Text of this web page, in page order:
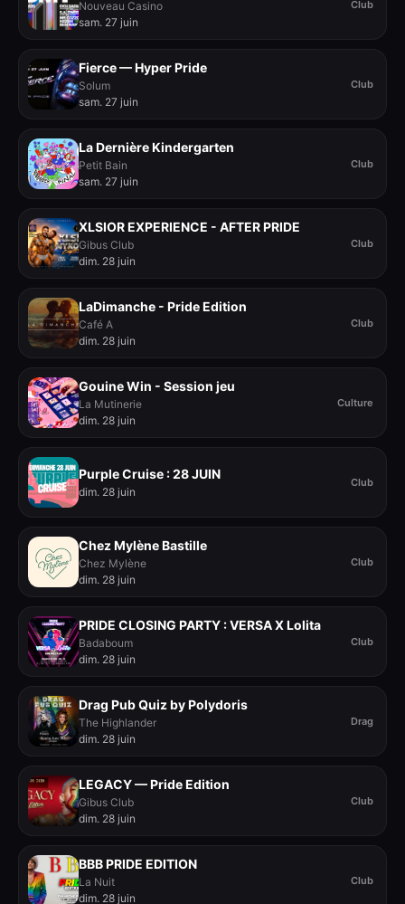
Nouveau Casino
sam. 27 juin
Club
Fierce — Hyper Pride
Solum
sam. 27 juin
Club
La Dernière Kindergarten
Petit Bain
sam. 27 juin
Club
XLSIOR EXPERIENCE - AFTER PRIDE
Gibus Club
dim. 28 juin
Club
LaDimanche - Pride Edition
Café A
dim. 28 juin
Club
Gouine Win - Session jeu
La Mutinerie
dim. 28 juin
Culture
Purple Cruise : 28 JUIN
dim. 28 juin
Club
Chez Mylène Bastille
Chez Mylène
dim. 28 juin
Club
PRIDE CLOSING PARTY : VERSA X Lolita
Badaboum
dim. 28 juin
Club
Drag Pub Quiz by Polydoris
The Highlander
dim. 28 juin
Drag
LEGACY — Pride Edition
Gibus Club
dim. 28 juin
Club
BBB PRIDE EDITION
La Nuit
dim. 28 juin
Club